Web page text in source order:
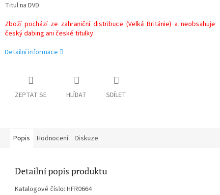
Titul na DVD.
Zboží pochází ze zahraniční distribuce (Velká Británie) a neobsahuje
český dabing ani české titulky.
Detailní informace
ZEPTAT SE HLÍDAT SDÍLET
Popis Hodnocení Diskuze
Detailní popis produktu
Katalogové číslo: HFR0664